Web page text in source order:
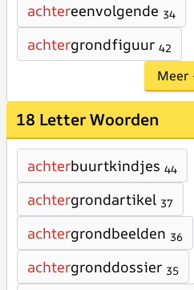
achtereenvolgende 34
achtergrondfiguur 42
Meer
18 Letter Woorden
achterbuurtkindjes 44
achtergrondartikel 37
achtergrondbeelden 36
achtergronddossier 35